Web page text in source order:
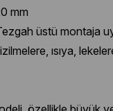
mm
üstü montaja
ısıya,